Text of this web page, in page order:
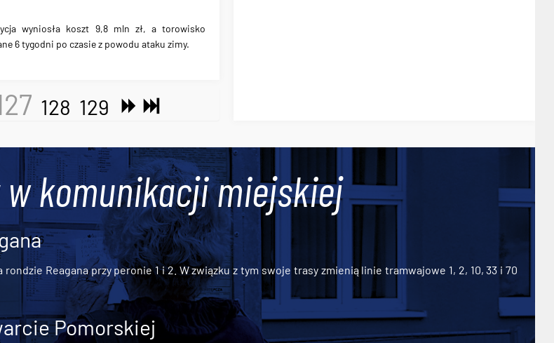
wyniosła koszt 9,8 mln zł, a torowisko
6 tygodni po czasie z powodu ataku zimy.
128 129
komunikacji miejskiej
Reagana przy peronie 1 i 2. W związku z tym swoje trasy zmienią linie tramwajowe 1, 2, 10, 33 i 70
Pomorskiej